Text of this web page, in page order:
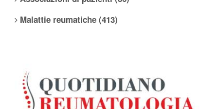
Malattie reumatiche (413)